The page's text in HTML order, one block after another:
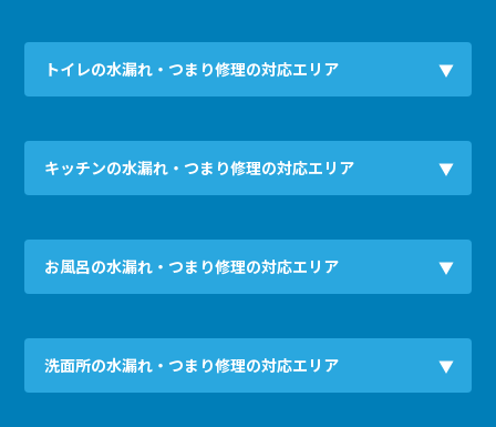
トイレの水漏れ・つまり修理の対応エリア
キッチンの水漏れ・つまり修理の対応エリア
お風呂の水漏れ・つまり修理の対応エリア
洗面所の水漏れ・つまり修理の対応エリア